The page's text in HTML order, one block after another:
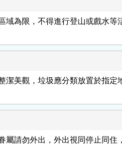
域為限，不得進行登山或戲水等
潔美觀，垃圾應分類放置於指定
屬請勿外出，外出視同停止同住